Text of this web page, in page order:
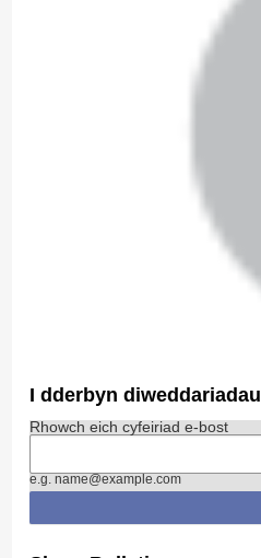
I dderbyn diweddariadau
Rhowch eich cyfeiriad e-bost
e.g. name@example.com